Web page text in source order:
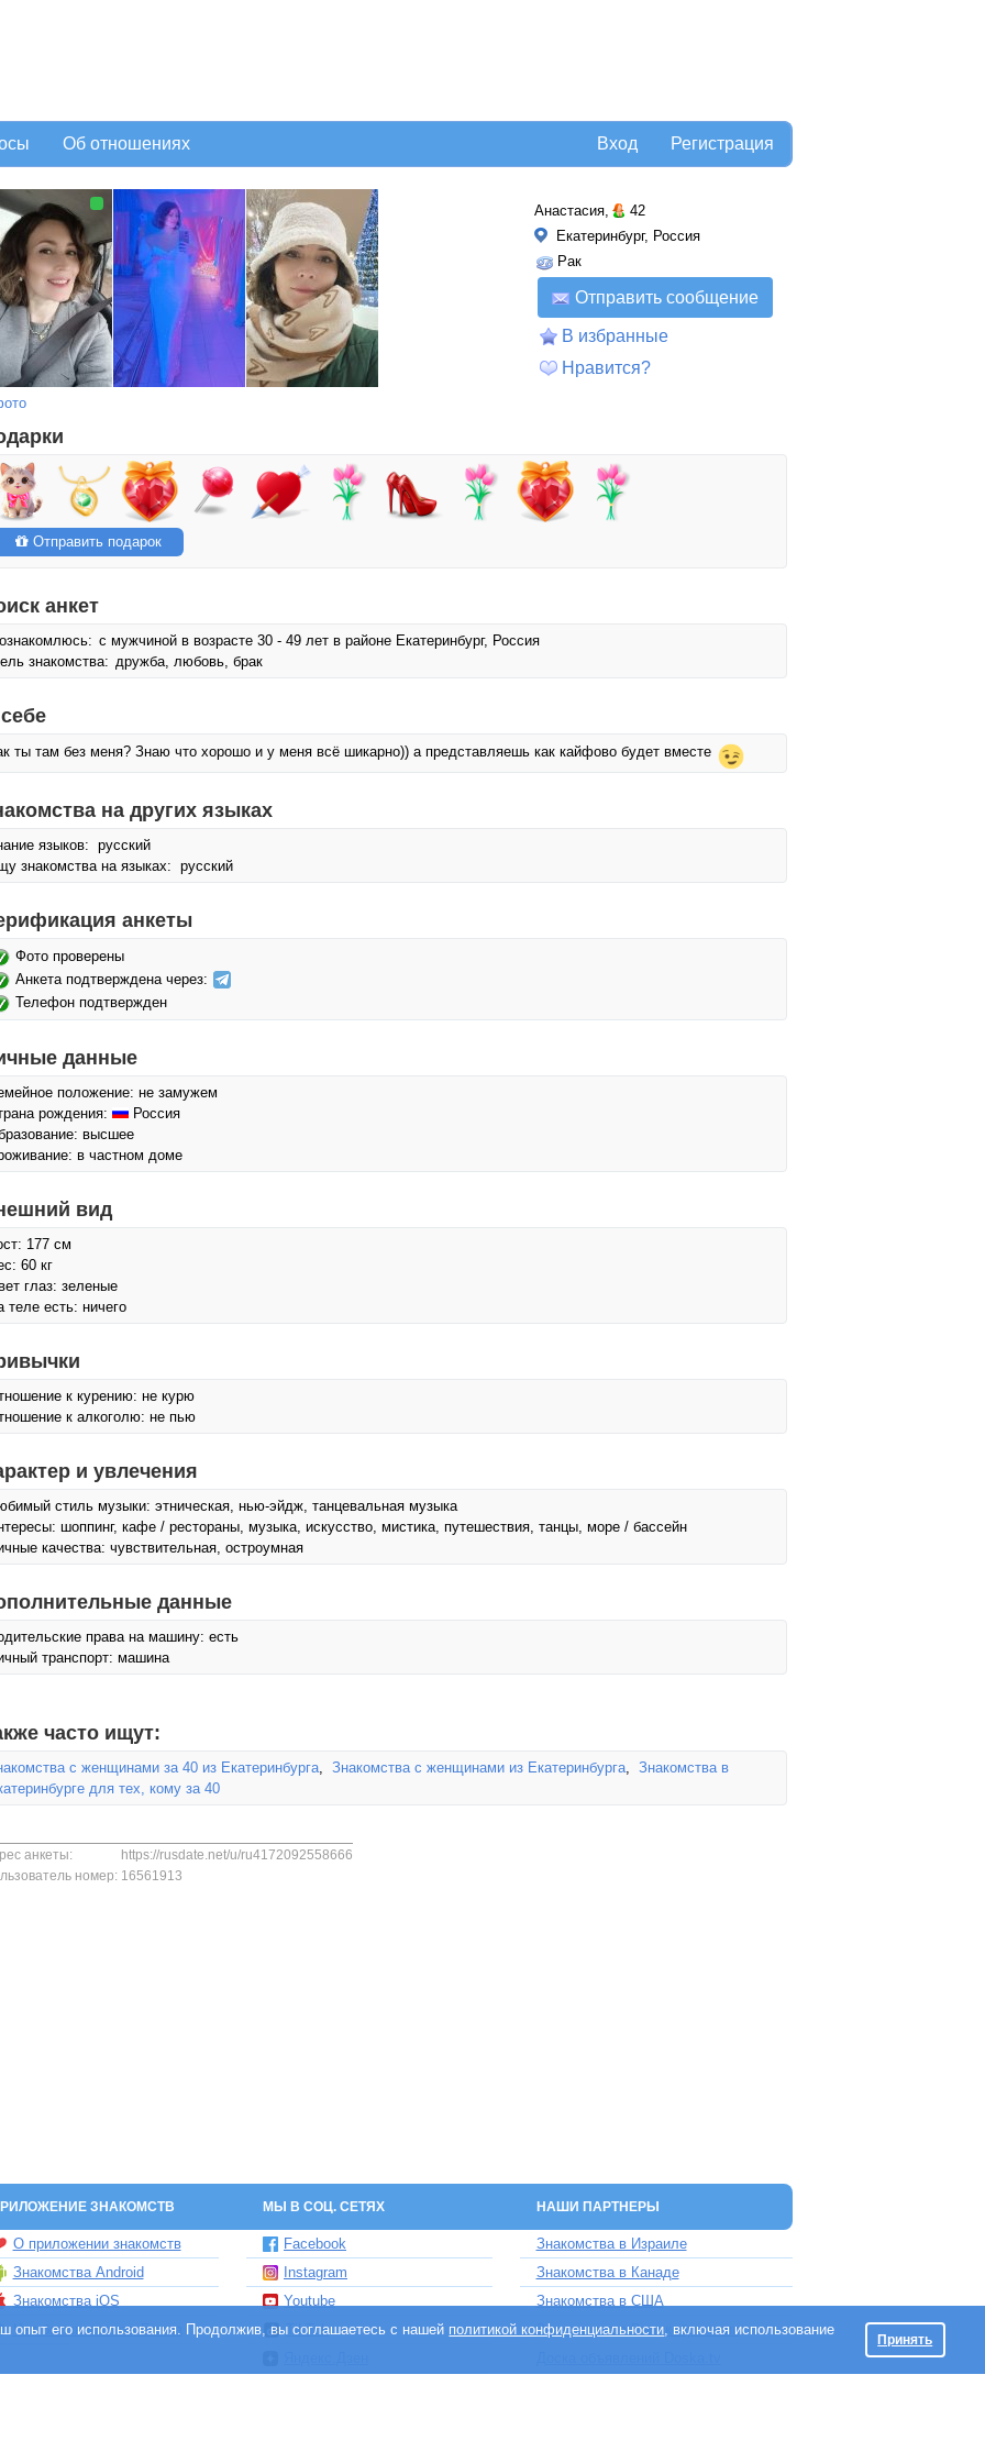
Об отношениях Регистрация
Вход
Анастасия,
42
Екатеринбург, Россия
Рак
Отправить сообщение
В избранные
Нравится?
Отправить подарок
анкет
с мужчиной в возрасте 30 - 49 лет в районе Екатеринбург, Россия
знакомства: дружба, любовь, брак
ты там без меня? Знаю что хорошо и у меня всё шикарно)) а представляешь как кайфово будет вместе
на других языках
языков: русский
знакомства на языках: русский
анкеты
Фото проверены
Анкета подтверждена через:
Телефон подтвержден
данные
положение: не замужем
рождения:
Россия
высшее
в частном доме
вид
177 см
60 кг
глаз: зеленые
теле есть: ничего
к курению: не курю
к алкоголю: не пью
и увлечения
стиль музыки: этническая, нью-эйдж, танцевальная музыка
шоппинг, кафе / рестораны, музыка, искусcтво, мистика, путешествия, танцы, море / бассейн
качества: чувствительная, остроумная
данные
права на машину: есть
транспорт: машина
часто ищут:
с женщинами за 40 из Екатеринбурга, Знакомства с женщинами из Екатеринбурга, Знакомства в
для тех, кому за 40
анкеты:
https://rusdate.net/u/ru4172092558666
номер: 16561913
ЗНАКОМСТВ МЫ В СОЦ. СЕТЯХ НАШИ ПАРТНЕРЫ
О приложении знакомств
Знакомства Android
Знакомства iOS
Чат бот знакомств Елена
Facebook
Instagram
Youtube
TikTok
Знакомства в Израиле
Знакомства в Канаде
Знакомства в США
Знакомства в Великобритании
опыт его использования. Продолжив, вы соглашаетесь с нашей политикой конфиденциальности, включая использование
Принять